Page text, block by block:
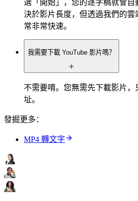
選「開始」，您的逐字稿就會自
決於影片長度，但透過我們的雲
常非常快速。
我需要下載 YouTube 影片嗎？
不需要唷。您無需先下載影片，
址。
發掘更多：
MP4 轉文字